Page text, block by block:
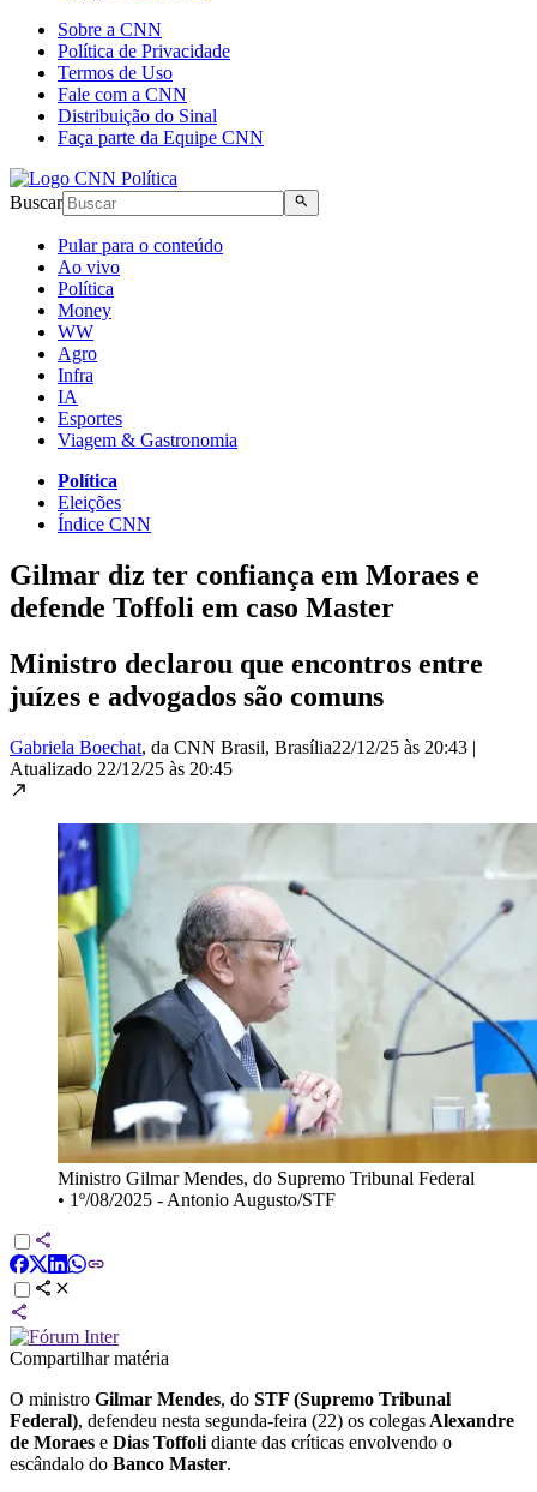
Sobre a CNN
Política de Privacidade
Termos de Uso
Fale com a CNN
Distribuição do Sinal
Faça parte da Equipe CNN
Buscar
Pular para o conteúdo
Ao vivo
Política
Money
WW
Agro
Infra
IA
Esportes
Viagem & Gastronomia
Política
Eleições
Índice CNN
Gilmar diz ter confiança em Moraes e
defende Toffoli em caso Master
Ministro declarou que encontros entre
juízes e advogados são comuns
Gabriela Boechat, da CNN Brasil, Brasília22/12/25 às 20:43 |
Atualizado 22/12/25 às 20:45
Ministro Gilmar Mendes, do Supremo Tribunal Federal
• 1º/08/2025 - Antonio Augusto/STF
Compartilhar matéria
O ministro Gilmar Mendes, do STF (Supremo Tribunal
Federal), defendeu nesta segunda-feira (22) os colegas Alexandre
de Moraes e Dias Toffoli diante das críticas envolvendo o
escândalo do Banco Master.